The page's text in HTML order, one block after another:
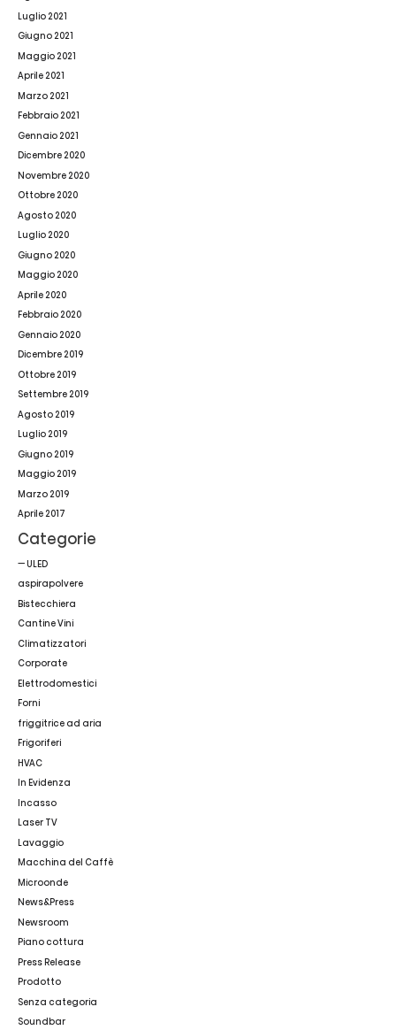
Luglio 2021
Giugno 2021
Maggio 2021
Aprile 2021
Marzo 2021
Febbraio 2021
Gennaio 2021
Dicembre 2020
Novembre 2020
Ottobre 2020
Agosto 2020
Luglio 2020
Giugno 2020
Maggio 2020
Aprile 2020
Febbraio 2020
Gennaio 2020
Dicembre 2019
Ottobre 2019
Settembre 2019
Agosto 2019
Luglio 2019
Giugno 2019
Maggio 2019
Marzo 2019
Aprile 2017
Categorie
— ULED
aspirapolvere
Bistecchiera
Cantine Vini
Climatizzatori
Corporate
Elettrodomestici
Forni
friggitrice ad aria
Frigoriferi
HVAC
In Evidenza
Incasso
Laser TV
Lavaggio
Macchina del Caffè
Microonde
News&Press
Newsroom
Piano cottura
Press Release
Prodotto
Senza categoria
Soundbar